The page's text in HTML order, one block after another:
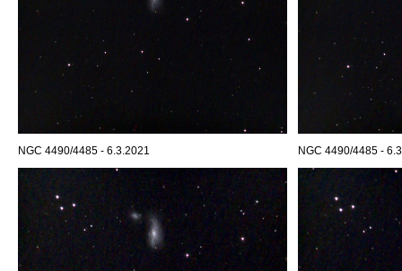
NGC 4490/4485 - 6.3.2021 NGC 4490/4485 -